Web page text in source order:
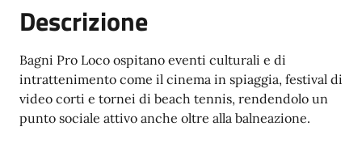
Descrizione
Bagni Pro Loco ospitano eventi culturali e di
intrattenimento come il cinema in spiaggia, festival di
video corti e tornei di beach tennis, rendendolo un
punto sociale attivo anche oltre alla balneazione.